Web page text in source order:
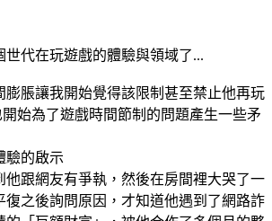
世代在玩遊戲的體驗與領域了...
膨脹讓我開始覺得該限制甚至禁止他再玩
始為了遊戲時間節制的問題產生一些矛
驗的啟示
他跟網友有爭執，然後在房間裡大哭了一
復之後詢問原因，才知道他遇到了網路詐